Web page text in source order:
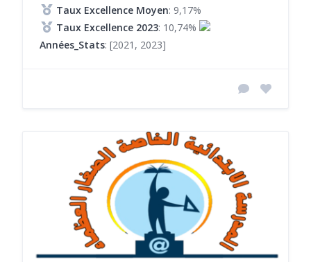
Taux Excellence Moyen: 9,17%
Taux Excellence 2023: 10,74%
Années_Stats: [2021, 2023]